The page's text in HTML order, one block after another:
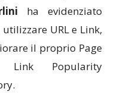
ha evidenziato
URL e Link,
il proprio Page
Popularity